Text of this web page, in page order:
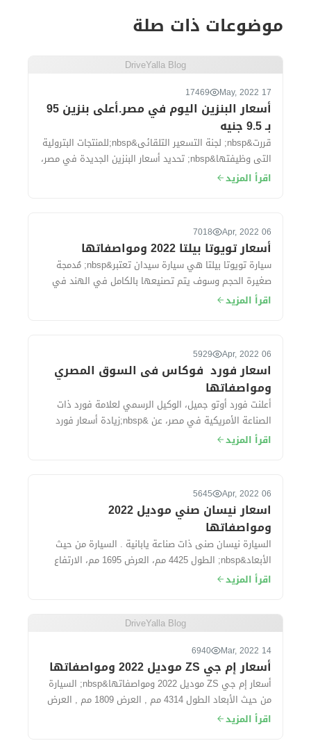
موضوعات ذات صلة
DriveYalla Blog
17 May, 2022
17469
أسعار البنزين اليوم في مصر.أعلى بنزين 95
بـ 9.5 جنيه
قررت&nbsp; لجنة التسعير التلقائى&nbsp;للمنتجات البترولية
التى وظيفتها&nbsp; تحديد أسعار البنزين الجديدة في مصر،
وقد تهدف لجنة التسعير إلى تح...
اقرأ المزيد
06 Apr, 2022
7018
أسعار تويوتا بيلتا 2022 ومواصفاتها
سيارة تويوتا بيلتا هي سيارة سيدان تعتبر&nbsp; مُدمجة
صغيرة الحجم وسوف يتم تصنيعها بالكامل في الهند في
مصانع شركة سوزوكى ، حيث&nbsp; تُقدم ال...
اقرأ المزيد
06 Apr, 2022
5929
اسعار فورد فوكاس فى السوق المصري
ومواصفاتها
أعلنت فورد أوتو جميل، الوكيل الرسمي لعلامة فورد ذات
الصناعة الأمريكية في مصر، عن &nbsp;زيادة أسعار فورد
فوكاس موديل 2022 بقيمة 50 ألف جنيه خ...
اقرأ المزيد
06 Apr, 2022
5645
اسعار نيسان صني موديل 2022
ومواصفاتها
السيارة نيسان صنى ذات صناعة يابانية . السيارة من حيث
الأبعاد&nbsp; الطول 4425 مم، العرض 1695 مم، الارتفاع
1500 مم، قاعدة العجلات 260...
اقرأ المزيد
DriveYalla Blog
14 Mar, 2022
6940
أسعار إم جي ZS موديل 2022 ومواصفاتها
أسعار إم جي ZS موديل 2022 ومواصفاتها&nbsp; السيارة
من حيث الأبعاد الطول 4314 مم , العرض 1809 مم , العرض
1624 مم. سعة الشنطة...
اقرأ المزيد